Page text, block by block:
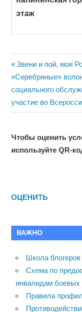
этаж
по
записям
Previous
Post:
Звени и пой, моя
Next
Post:
«Серебряные»
социального
участие во
Чтобы оценить
используйте QR-
ОЦЕНИТЬ
ВАЖНО
Школа
Схема по
инвалидам боевых
Правила